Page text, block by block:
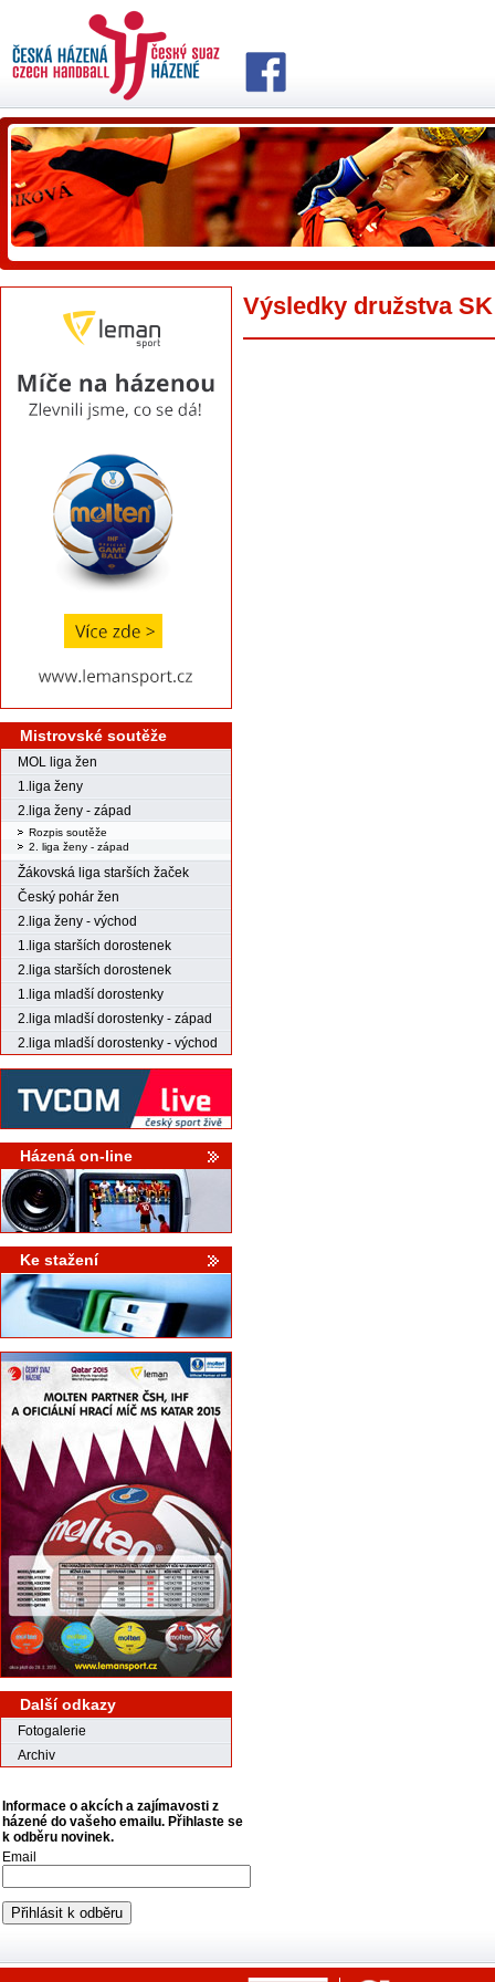
Mistrovské soutěže
MOL liga žen
1.liga ženy
2.liga ženy - západ
Rozpis soutěže
2. liga ženy - západ
Žákovská liga starších žaček
Český pohár žen
2.liga ženy - východ
1.liga starších dorostenek
2.liga starších dorostenek
1.liga mladší dorostenky
2.liga mladší dorostenky - západ
2.liga mladší dorostenky - východ
Házená on-line
Ke stažení
Další odkazy
Fotogalerie
Archiv
Informace o akcích a zajímavosti z
házené do vašeho emailu. Přihlaste se
k odběru novinek.
Email
Výsledky družstva